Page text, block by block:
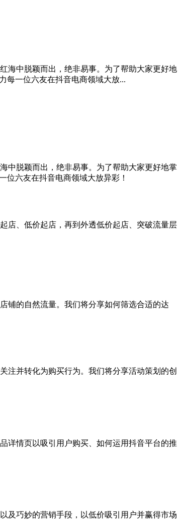
海中脱颖而出，绝非易事。为了帮助大家更好地
每一位六友在抖音电商领域大放...
中脱颖而出，绝非易事。为了帮助大家更好地掌
位六友在抖音电商领域大放异彩！
店、低价起店，再到外透低价起店、突破流量层
铺的自然流量。我们将分享如何筛选合适的达
注并转化为购买行为。我们将分享活动策划的创
详情页以吸引用户购买、如何运用抖音平台的推
及巧妙的营销手段，以低价吸引用户并赢得市场